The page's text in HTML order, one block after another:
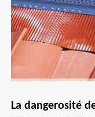
La dangerosité